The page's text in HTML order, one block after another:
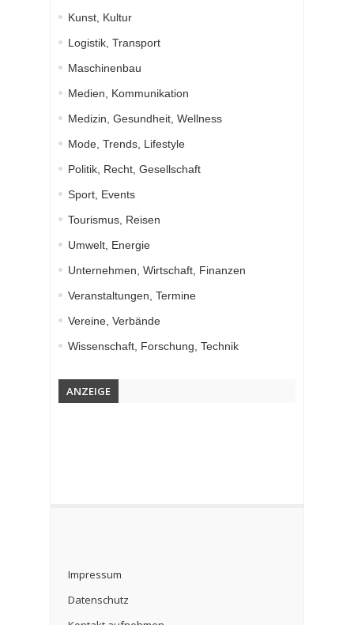
Kunst, Kultur
Logistik, Transport
Maschinenbau
Medien, Kommunikation
Medizin, Gesundheit, Wellness
Mode, Trends, Lifestyle
Politik, Recht, Gesellschaft
Sport, Events
Tourismus, Reisen
Umwelt, Energie
Unternehmen, Wirtschaft, Finanzen
Veranstaltungen, Termine
Vereine, Verbände
Wissenschaft, Forschung, Technik
ANZEIGE
Impressum
Datenschutz